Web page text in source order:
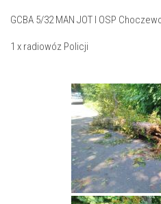
GCBA 5/32 MAN JOT I OSP
1 x radiowóz Policji